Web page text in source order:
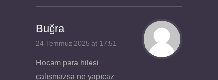
Buğra
24 Temmuz 2025 at 17:51
Hocam para hilesi
çalışmazsa ne yapıcaz